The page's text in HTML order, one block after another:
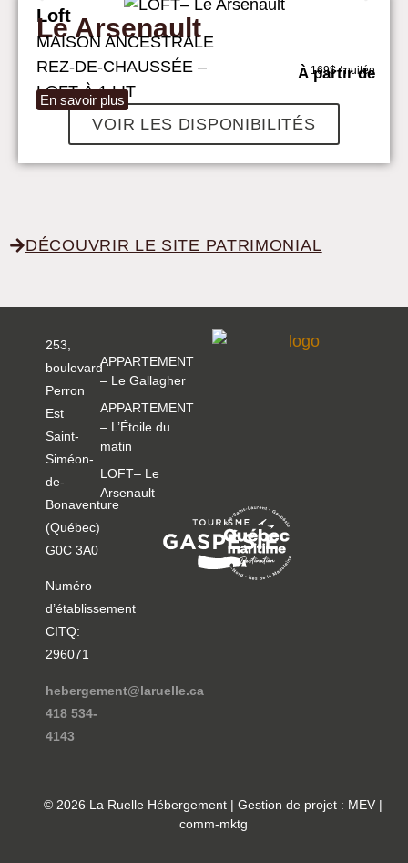
Loft
Le Arsenault
MAISON ANCESTRALE
REZ-DE-CHAUSSÉE –
LOFT À 1 LIT
En savoir plus
À partir de
169$ / nuitée
VOIR LES DISPONIBILITÉS
DÉCOUVRIR LE SITE PATRIMONIAL
253,
boulevard
Perron
Est
Saint-
Siméon-
de-
Bonaventure
(Québec)
G0C 3A0
Numéro
d’établissement
CITQ:
296071
hebergement@laruelle.ca
418 534-
4143
APPARTEMENT
– Le Gallagher
APPARTEMENT
– L’Étoile du
matin
LOFT– Le
Arsenault
© 2026 La Ruelle Hébergement | Gestion de projet : MEV |
comm-mktg